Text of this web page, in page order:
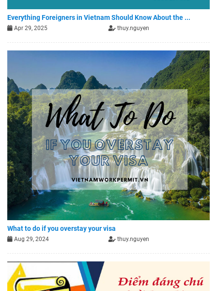
Everything Foreigners in Vietnam Should Know About the ...
Apr 29, 2025 thuy.nguyen
What to do if you overstay your visa
Aug 29, 2024 thuy.nguyen